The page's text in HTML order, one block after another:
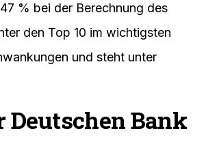
% bei der Berechnung des
den Top 10 im wichtigsten
und steht unter
Bank